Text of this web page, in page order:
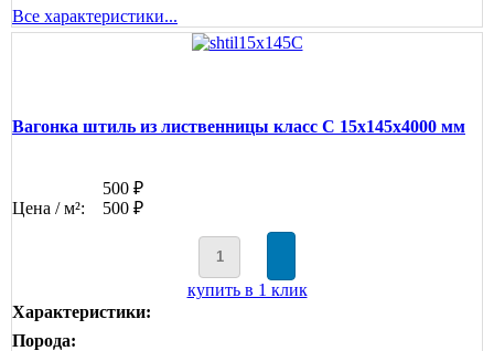
Все характеристики...
Вагонка штиль из лиственницы класс С 15x145x4000 мм
500 ₽
Цена / м²:
500 ₽
купить в 1 клик
Характеристики:
Порода: